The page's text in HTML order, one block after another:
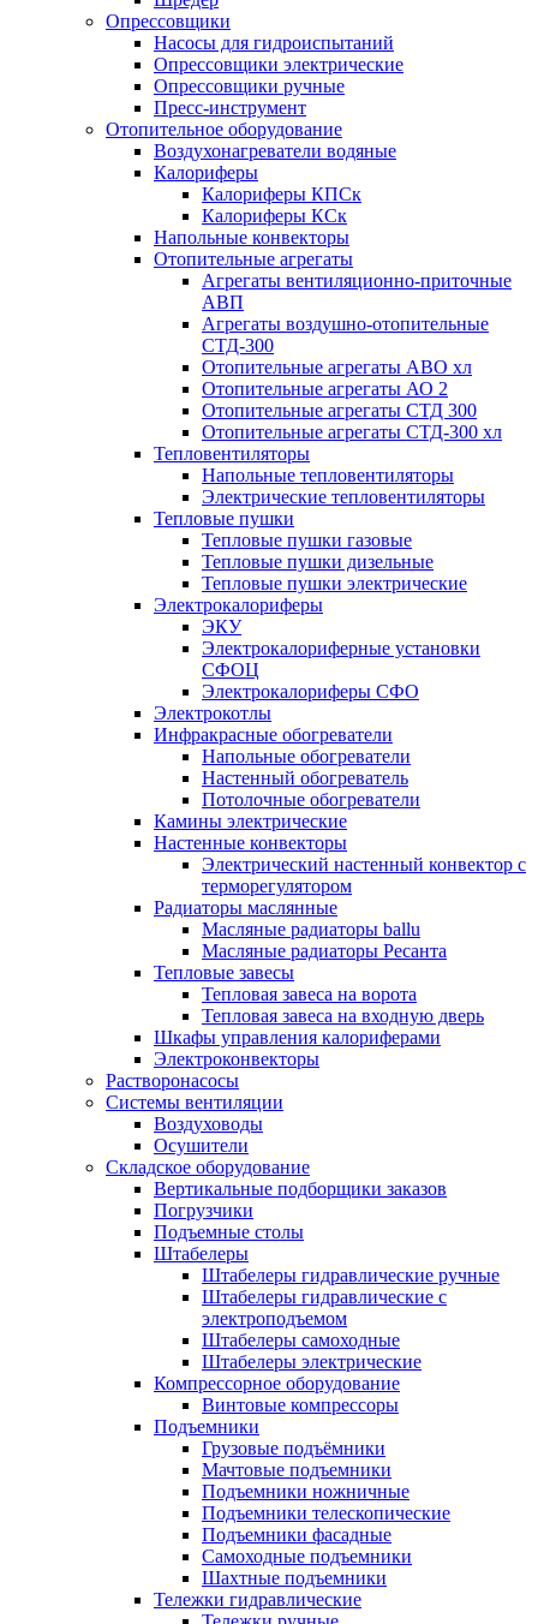
Опрессовщики
Насосы для гидроиспытаний
Опрессовщики электрические
Опрессовщики ручные
Пресс-инструмент
Отопительное оборудование
Воздухонагреватели водяные
Калориферы
Калориферы КПСк
Калориферы КСк
Напольные конвекторы
Отопительные агрегаты
Агрегаты вентиляционно-приточные
АВП
Агрегаты воздушно-отопительные
СТД-300
Отопительные агрегаты АВО хл
Отопительные агрегаты АО 2
Отопительные агрегаты СТД 300
Отопительные агрегаты СТД-300 хл
Тепловентиляторы
Напольные тепловентиляторы
Электрические тепловентиляторы
Тепловые пушки
Тепловые пушки газовые
Тепловые пушки дизельные
Тепловые пушки электрические
Электрокалориферы
ЭКУ
Электрокалориферные установки
СФОЦ
Электрокалориферы СФО
Электрокотлы
Инфракрасные обогреватели
Напольные обогреватели
Настенный обогреватель
Потолочные обогреватели
Камины электрические
Настенные конвекторы
Электрический настенный конвектор с
терморегулятором
Радиаторы маслянные
Масляные радиаторы ballu
Масляные радиаторы Ресанта
Тепловые завесы
Тепловая завеса на ворота
Тепловая завеса на входную дверь
Шкафы управления калориферами
Электроконвекторы
Растворонасосы
Системы вентиляции
Воздуховоды
Осушители
Складское оборудование
Вертикальные подборщики заказов
Погрузчики
Подъемные столы
Штабелеры
Штабелеры гидравлические ручные
Штабелеры гидравлические с
электроподъемом
Штабелеры самоходные
Штабелеры электрические
Компрессорное оборудование
Винтовые компрессоры
Подъемники
Грузовые подъёмники
Мачтовые подъемники
Подъемники ножничные
Подъемники телескопические
Подъемники фасадные
Самоходные подъемники
Шахтные подъемники
Тележки гидравлические